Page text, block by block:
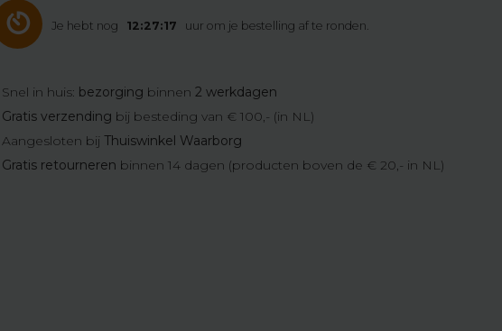
Je hebt nog 12:27:16 uur om je bestelling af te ronden.
Snel in huis: bezorging binnen2 werkdagen
Gratis verzending bij besteding van € 100,- (in NL)
Aangesloten bijThuiswinkel Waarborg
Gratis retourneren binnen 14 dagen (producten boven de € 20,- in NL)